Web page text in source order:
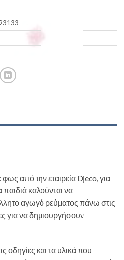
από την εταιρεία Djeco, για
καλούνται να
αγωγό ρεύματος πάνω στις
για να δημιουργήσουν
οδηγίες και τα υλικά που